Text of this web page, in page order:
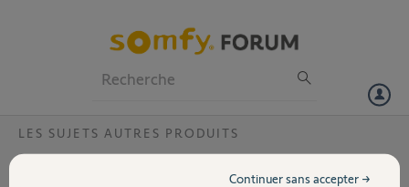
Volet
LES SUJETS AUTRES PRODUITS
Quel type de sécurité pour une FREEBOX
Continuer sans accepter →